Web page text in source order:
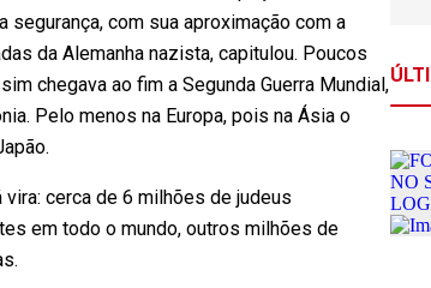
com sua aproximação com a
da Alemanha nazista, capitulou. Poucos
chegava ao fim a Segunda Guerra Mundial,
Pelo menos na Europa, pois na Ásia o
vira: cerca de 6 milhões de judeus
em todo o mundo, outros milhões de